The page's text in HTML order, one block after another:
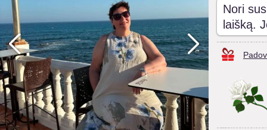
Nori
laišką.